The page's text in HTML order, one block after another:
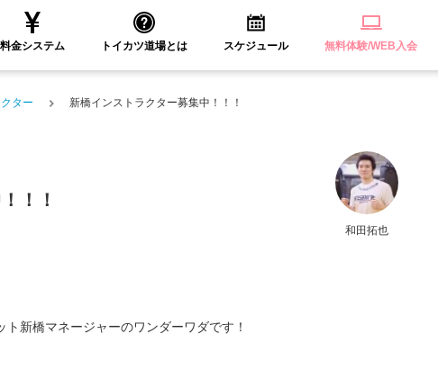
料金システム トイカツ道場とは スケジュール 無料体験/WEB入会
ター 新橋インストラクター募集中！！！
和田拓也
！！
新橋マネージャーのワンダーワダです！